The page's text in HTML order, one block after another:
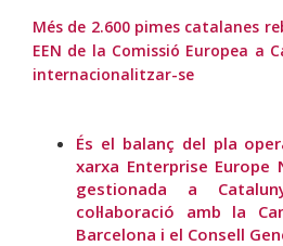
Més de 2.600 pimes catalanes
EEN de la Comissió Europea a
internacionalitzar-se
És el balanç del pla
xarxa Enterprise Europe
gestionada a
col·laboració amb la
Barcelona i el Consell